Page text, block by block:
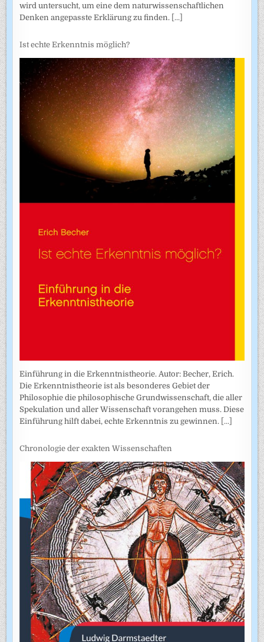
wird untersucht, um eine dem naturwissenschaftlichen
Denken angepasste Erklärung zu finden. [...]
Ist echte Erkenntnis möglich?
Einführung in die Erkenntnistheorie. Autor: Becher, Erich.
Die Erkenntnistheorie ist als besonderes Gebiet der
Philosophie die philosophische Grundwissenschaft, die aller
Spekulation und aller Wissenschaft vorangehen muss. Diese
Einführung hilft dabei, echte Erkenntnis zu gewinnen. [...]
Chronologie der exakten Wissenschaften